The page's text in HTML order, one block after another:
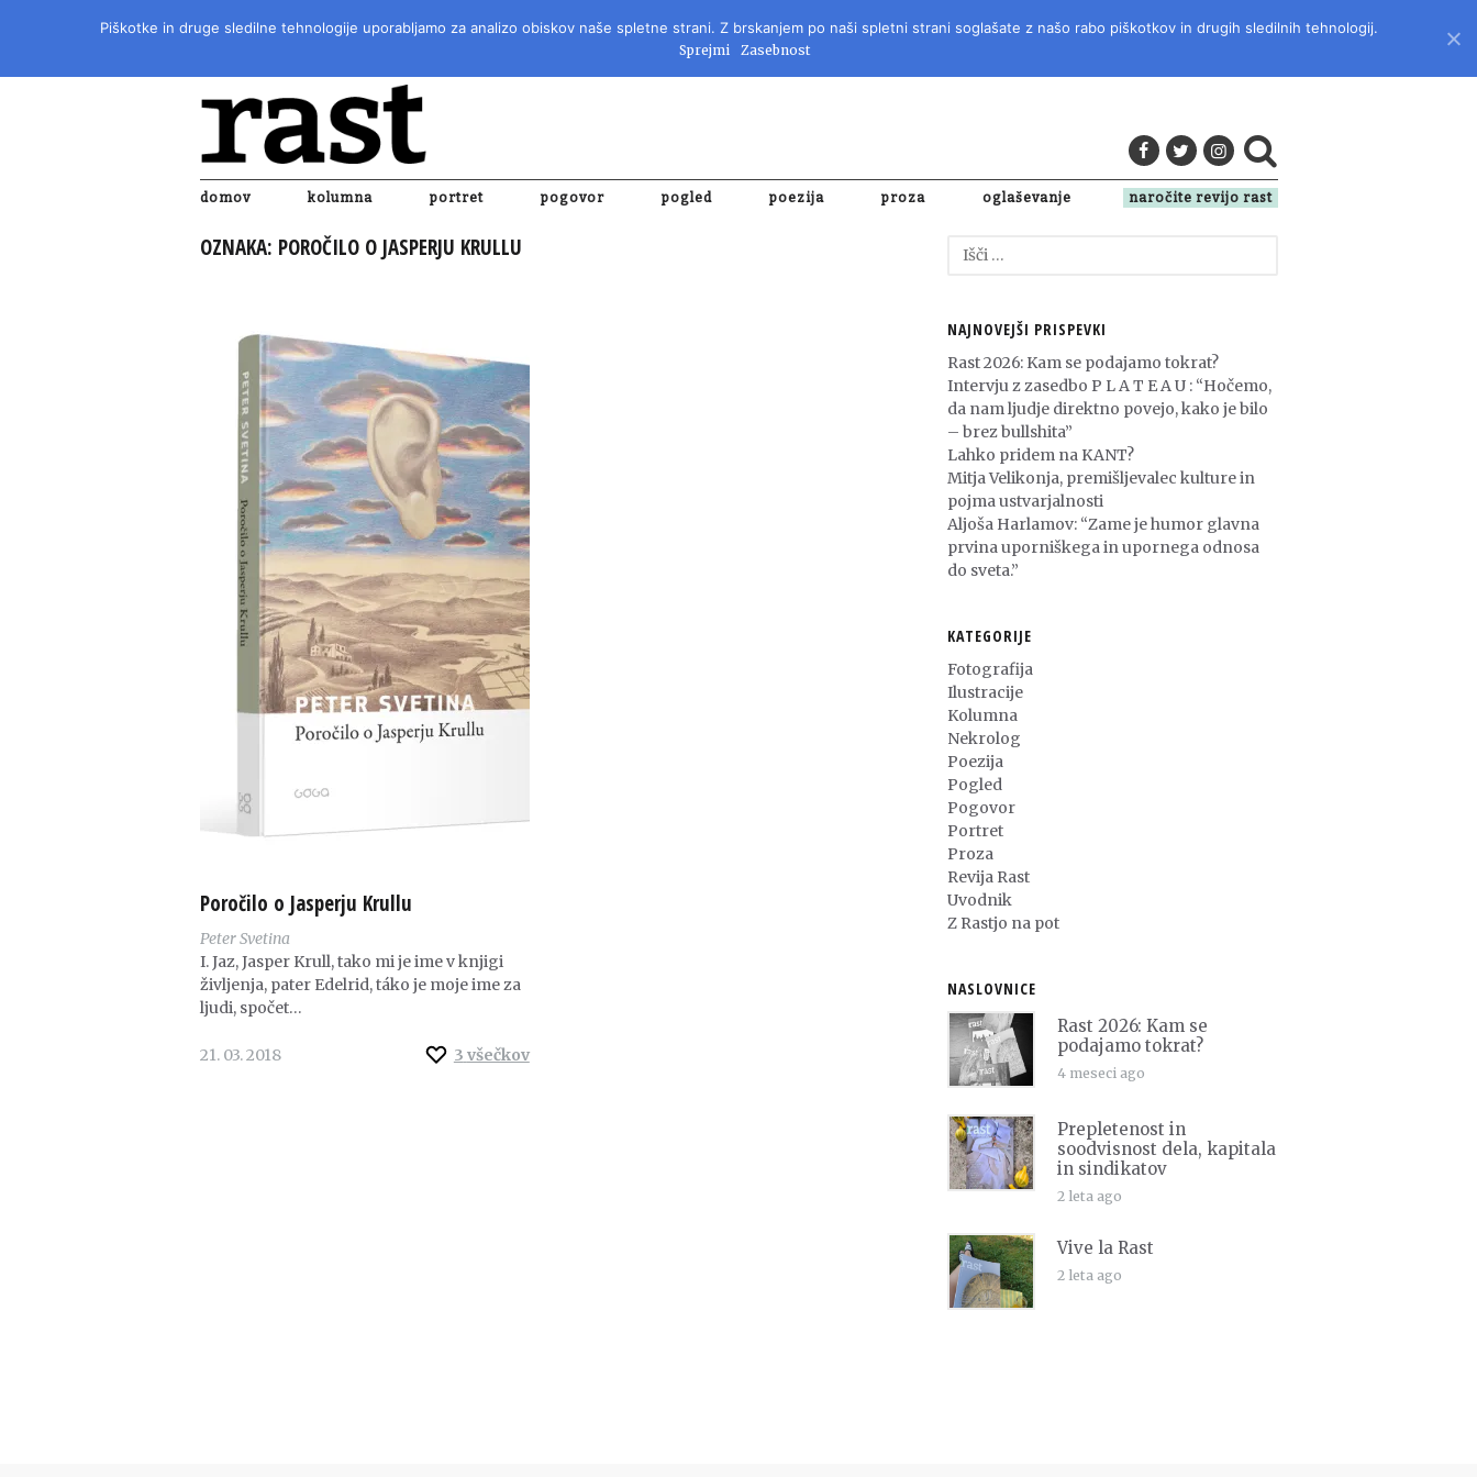
REVIJA ZA LITERATURO, KULTURO IN DRUŽBENA VPRAŠANJA
domov kolumna portret pogovor pogled poezija proza oglaševanje naročite revijo rast
OZNAKA: POROČILO O JASPERJU KRULLU
Poročilo o Jasperju Krullu
Peter Svetina
I. Jaz, Jasper Krull, tako mi je ime v knjigi
življenja, pater Edelrid, táko je moje ime za
ljudi, spočet…
3 všečkov
21. 03. 2018
Išči:
NAJNOVEJŠI PRISPEVKI
Rast 2026: Kam se podajamo tokrat?
Intervju z zasedbo P L A T E A U : “Hočemo,
da nam ljudje direktno povejo, kako je bilo
– brez bullshita”
Lahko pridem na KANT?
Mitja Velikonja, premišljevalec kulture in
pojma ustvarjalnosti
Aljoša Harlamov: “Zame je humor glavna
prvina uporniškega in upornega odnosa
do sveta.”
KATEGORIJE
Fotografija
Ilustracije
Kolumna
Nekrolog
Poezija
Pogled
Pogovor
Portret
Proza
Revija Rast
Uvodnik
Z Rastjo na pot
NASLOVNICE
Rast 2026: Kam se
podajamo tokrat?
4 meseci ago
Prepletenost in
soodvisnost dela, kapitala
in sindikatov
2 leta ago
Vive la Rast
2 leta ago
Piškotke in druge sledilne tehnologije uporabljamo za analizo obiskov naše spletne strani. Z brskanjem po naši spletni strani soglašate z našo rabo piškotkov in drugih sledilnih tehnologij.
Sprejmi Zasebnost